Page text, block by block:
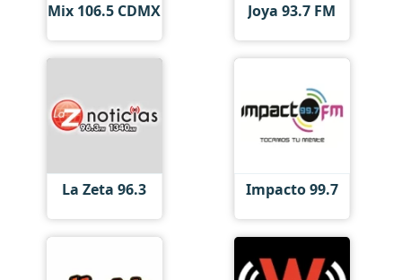
Mix 106.5 CDMX Joya 93.7 FM
La Zeta 96.3 Impacto 99.7